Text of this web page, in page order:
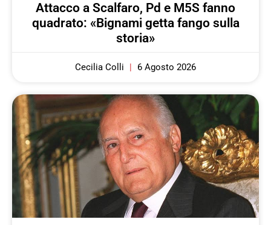
Attacco a Scalfaro, Pd e M5S fanno
quadrato: «Bignami getta fango sulla
storia»
Cecilia Colli 6 Agosto 2026